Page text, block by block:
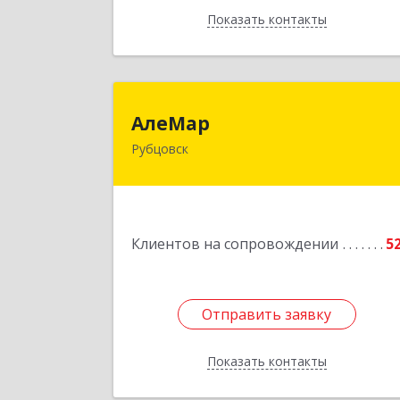
Показать контакты
Назад
АлеМар
Рубцовск
Клиентов на сопровождении
Отправить заявку
Показать контакты
658210, Алтайский край, Рубцовск г,
Отправить заявку
Назад